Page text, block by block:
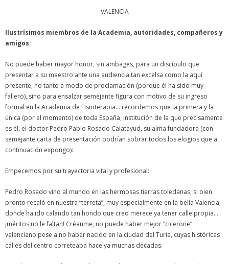
VALENCIA
Ilustrísimos miembros de la Academia, autoridades, compañeros y
amigos:
No puede haber mayor honor, sin ambages, para un discípulo que
presentar a su maestro ante una audiencia tan excelsa como la aquí
presente, no tanto a modo de proclamación (porque él ha sido muy
fallero), sino para ensalzar semejante figura con motivo de su ingreso
formal en la Academia de Fisioterapia… recordemos que la primera y la
única (por el momento) de toda España, institución de la que precisamente
es él, el doctor Pedro Pablo Rosado Calatayud, su alma fundadora (con
semejante carta de presentación podrían sobrar todos los elogios que a
continuación expongo):
Empecemos por su trayectoria vital y profesional:
Pedro Rosado vino al mundo en las hermosas tierras toledanas, si bien
pronto recaló en nuestra “terreta”, muy especialmente en la bella Valencia,
donde ha ido calando tan hondo que creo merece ya tener calle propia…
¡méritos no le faltan! Créanme, no puede haber mejor “cicerone”
valenciano pese a no haber nacido en la ciudad del Turia, cuyas históricas
calles del centro correteaba hace ya muchas décadas.